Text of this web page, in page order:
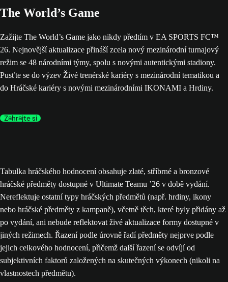
The World’s Game
Zažijte The World’s Game jako nikdy předtím v EA SPORTS FC™
26. Nejnovější aktualizace přináší zcela nový mezinárodní turnajový
režim se 48 národními týmy, spolu s novými autentickými stadiony.
Pusťte se do výzev Živé trenérské kariéry s mezinárodní tematikou a
do Hráčské kariéry s novými mezinárodními IKONAMI a Hrdiny.
Zahrajte si
Tabulka hráčského hodnocení obsahuje zlaté, stříbrné a bronzové
hráčské předměty dostupné v Ultimate Teamu ’26 v době vydání.
Nereflektuje ostatní typy hráčských předmětů (např. hrdiny, ikony
nebo hráčské předměty z kampaně), včetně těch, které byly přidány až
po vydání, ani nebude reflektovat živé aktualizace formy dostupné v
jiných režimech. Řazení podle úrovně řadí předměty nejprve podle
jejich celkového hodnocení, přičemž další řazení se odvíjí od
subjektivních faktorů založených na skutečných výkonech (nikoli na
vlastnostech předmětu).